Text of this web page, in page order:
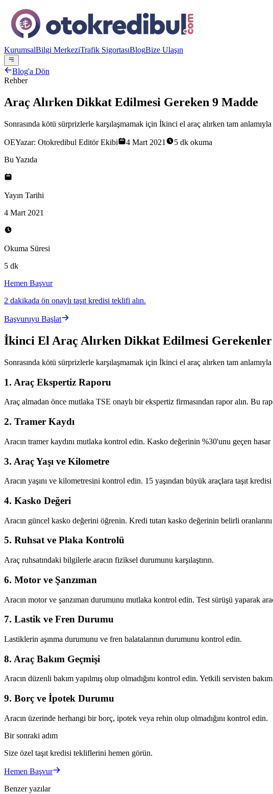
KurumsalBilgi MerkeziTrafik SigortasıBlogBize Ulaşın
Blog'a Dön
Rehber
Araç Alırken Dikkat Edilmesi Gereken 9 Madde
Sonrasında kötü sürprizlerle karşılaşmamak için İkinci el araç alırken tam
OEYazar: Otokredibul Editör Ekibi 4 Mart 2021 5 dk okuma
Bu Yazıda
Yayın Tarihi
4 Mart 2021
Okuma Süresi
5 dk
Hemen Başvur
2 dakikada ön onaylı taşıt kredisi teklifi alın.
Başvuruyu Başlat
İkinci El Araç Alırken Dikkat Edilmesi Gerekenler
Sonrasında kötü sürprizlerle karşılaşmamak için İkinci el araç alırken tam
1. Araç Ekspertiz Raporu
Araç almadan önce mutlaka TSE onaylı bir ekspertiz firmasından rapor alın. Bu
2. Tramer Kaydı
Aracın tramer kaydını mutlaka kontrol edin. Kasko değerinin %30'unu geçen hasar
3. Araç Yaşı ve Kilometre
Aracın yaşını ve kilometresini kontrol edin. 15 yaşından büyük araçlara taşıt kredisi
4. Kasko Değeri
Aracın güncel kasko değerini öğrenin. Kredi tutarı kasko değerinin belirli oranlarını
5. Ruhsat ve Plaka Kontrolü
Araç ruhsatındaki bilgilerle aracın fiziksel durumunu karşılaştırın.
6. Motor ve Şanzıman
Aracın motor ve şanzıman durumunu mutlaka kontrol edin. Test sürüşü yaparak
7. Lastik ve Fren Durumu
Lastiklerin aşınma durumunu ve fren balatalarının durumunu kontrol edin.
8. Araç Bakım Geçmişi
Aracın düzenli bakım yapılmış olup olmadığını kontrol edin. Yetkili servisten
9. Borç ve İpotek Durumu
Aracın üzerinde herhangi bir borç, ipotek veya rehin olup olmadığını kontrol edin.
Bir sonraki adım
Size özel taşıt kredisi tekliflerini hemen görün.
Hemen Başvur
Benzer yazılar